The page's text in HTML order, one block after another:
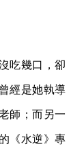
吃幾口，卻
經是她執導
師；而另一
《水逆》專